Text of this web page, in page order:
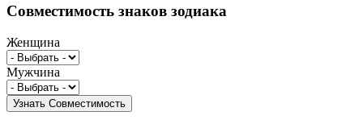
Совместимость знаков зодиака
Женщина
Мужчина